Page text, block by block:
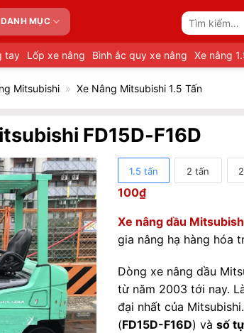
DANH MỤC
Tìm
kiếm:
tay Lốp xe nâng Bình ắc quy xe nâng Xe nâng
Mitsubishi » Xe Nâng Mitsubishi 1.5 Tấn
FD15D-F16D
1.5 tấn 2 tấn
100₫
Xe nâng dầu
gia nâng hạ hàng hóa
Dòng xe nâng dầu
từ năm 2003 tới nay.
đại nhất của
(FD15D-F16D) và số